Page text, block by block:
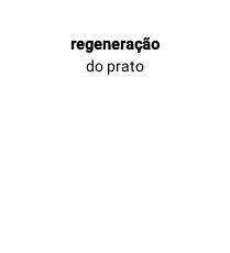
regeneração
do prato